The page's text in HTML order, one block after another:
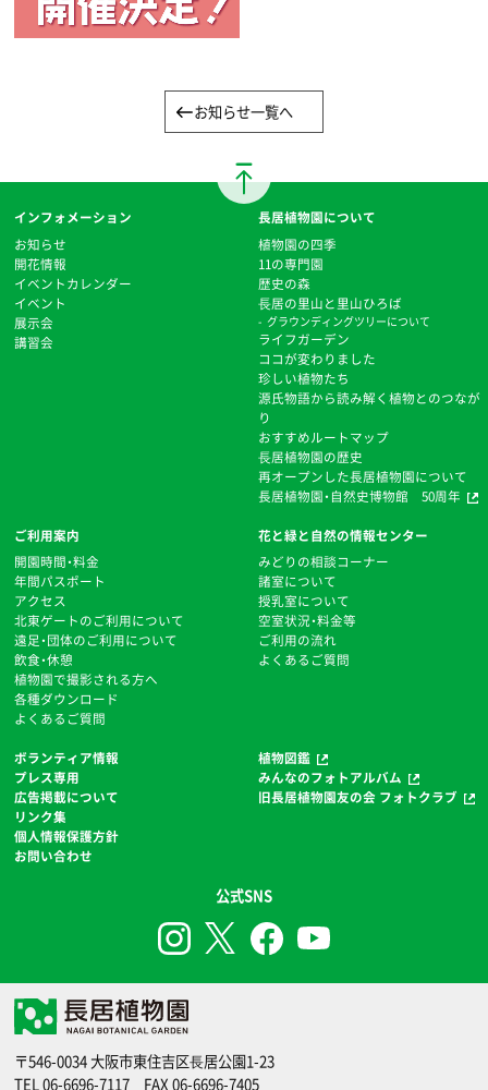
お知らせ一覧へ
インフォメーション
お知らせ
開花情報
イベントカレンダー
イベント
展示会
講習会
長居植物園について
植物園の四季
11の専門園
歴史の森
⻑居の里山と里山ひろば
グラウンディングツリーについて
ライフガーデン
ココが変わりました
珍しい植物たち
源氏物語から読み解く植物とのつなが
り
おすすめルートマップ
⻑居植物園の歴史
再オープンした長居植物園について
長居植物園・自然史博物館 50周年
ご利用案内
開園時間・料金
年間パスポート
アクセス
北東ゲートのご利用について
遠足・団体のご利用について
飲食・休憩
植物園で撮影される方へ
各種ダウンロード
よくあるご質問
花と緑と自然の情報センター
みどりの相談コーナー
諸室について
授乳室について
空室状況・料金等
ご利用の流れ
よくあるご質問
ボランティア情報
プレス専用
広告掲載について
リンク集
個人情報保護方針
お問い合わせ
植物図鑑
みんなのフォトアルバム
旧長居植物園友の会 フォトクラブ
公式SNS
〒546-0034 大阪市東住吉区⻑居公園1-23
TEL06-6696-7117 FAX 06-6696-7405